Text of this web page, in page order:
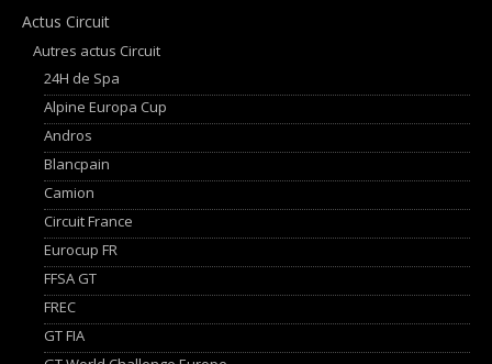
Actus Circuit
Autres actus Circuit
24H de Spa
Alpine Europa Cup
Andros
Blancpain
Camion
Circuit France
Eurocup FR
FFSA GT
FREC
GT FIA